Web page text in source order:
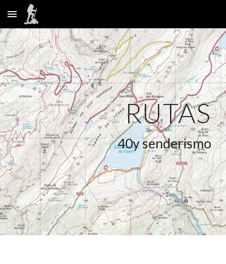
Skip to main content
RUTAS
40y senderismo